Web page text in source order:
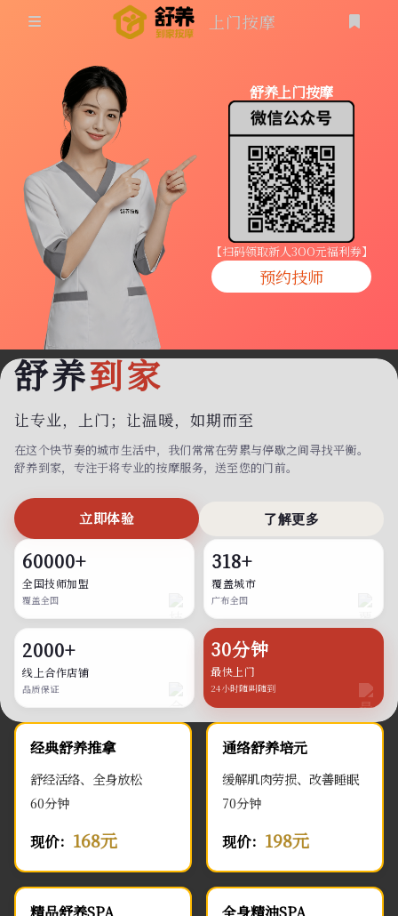
同城按摩
上门按摩
养生按摩
技师入驻
商家入驻
代理入驻
预约技师
上门按摩
登录
舒养上门按摩
【扫码领取新人3OO元福利券】
预约技师
舒养到家
让专业，上门； 让温暖，如期而至
在这个快节奏的城市生活中，我们常常在劳累与停歇之间寻找平衡。
舒养到家，专注于将专业的按摩服务，送至您的门前。
立即体验 了解更多
60000+
全国技师加盟
覆盖全国
318+
覆盖城市
广布全国
2000+
线上合作店铺
品质保证
30分钟
最快上门
24小时随叫随到
经典舒养推拿
舒经活络、全身放松
60分钟
现价： 168元
通络舒养培元
缓解肌肉劳损、改善睡眠
70分钟
现价： 198元